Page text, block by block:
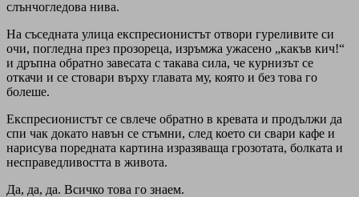
слънчогледова нива.
На съседната улица експресионистът отвори гуреливите си
очи, погледна през прозореца, изръмжа ужасено „какъв кич!“
и дръпна обратно завесата с такава сила, че курнизът се
откачи и се стовари върху главата му, която и без това го
болеше.
Експресионистът се свлече обратно в кревата и продължи да
спи чак докато навън се стъмни, след което си свари кафе и
нарисува поредната картина изразяваща грозотата, болката и
несправедливостта в живота.
Да, да, да. Всичко това го знаем.